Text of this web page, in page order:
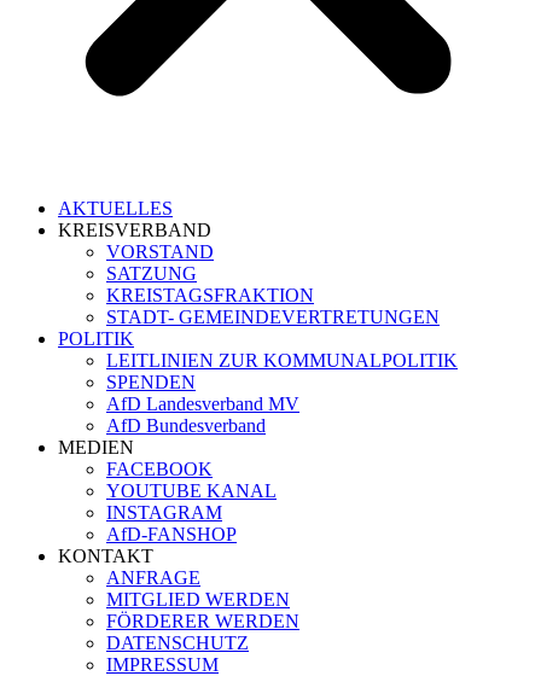
AKTUELLES
KREISVERBAND
VORSTAND
SATZUNG
KREISTAGSFRAKTION
STADT- GEMEINDEVERTRETUNGEN
POLITIK
LEITLINIEN ZUR KOMMUNALPOLITIK
SPENDEN
AfD Landesverband MV
AfD Bundesverband
MEDIEN
FACEBOOK
YOUTUBE KANAL
INSTAGRAM
AfD-FANSHOP
KONTAKT
ANFRAGE
MITGLIED WERDEN
FÖRDERER WERDEN
DATENSCHUTZ
IMPRESSUM